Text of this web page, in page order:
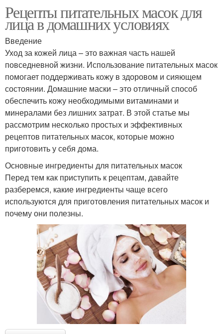
Рецепты питательных масок для
лица в домашних условиях
Введение
Уход за кожей лица – это важная часть нашей
повседневной жизни. Использование питательных масок
помогает поддерживать кожу в здоровом и сияющем
состоянии. Домашние маски – это отличный способ
обеспечить кожу необходимыми витаминами и
минералами без лишних затрат. В этой статье мы
рассмотрим несколько простых и эффективных
рецептов питательных масок, которые можно
приготовить у себя дома.
Основные ингредиенты для питательных масок
Перед тем как приступить к рецептам, давайте
разберемся, какие ингредиенты чаще всего
используются для приготовления питательных масок и
почему они полезны.